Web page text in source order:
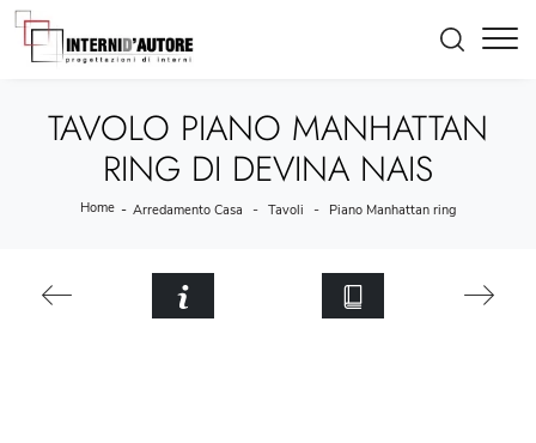
TAVOLO PIANO MANHATTAN
RING DI DEVINA NAIS
Home - Arredamento Casa - Tavoli - Piano Manhattan ring